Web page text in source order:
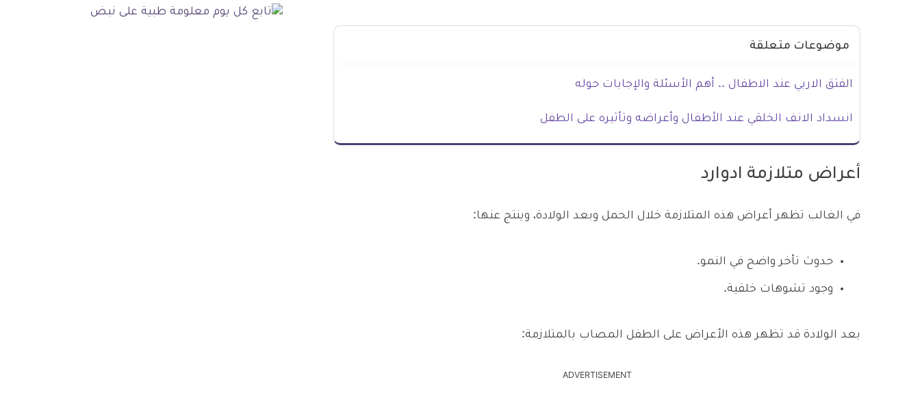
موضوعات متعلقة
الفتق الاربي عند الاطفال .. أهم الأسئلة والإجابات حوله
انسداد الانف الخلقي عند الأطفال وأعراضه وتأثيره على الطفل
أعراض متلازمة ادوارد
في الغالب تظهر أعراض هذه المتلازمة خلال الحمل وبعد الولادة، وينتج عنها:
حدوث تأخر واضح في النمو.
وجود تشوهات خلقية.
بعد الولادة قد تظهر هذه الأعراض على الطفل المصاب بالمتلازمة:
ADVERTISEMENT